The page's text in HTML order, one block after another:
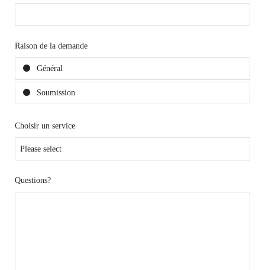
Raison de la demande
Général
Soumission
Choisir un service
Questions?